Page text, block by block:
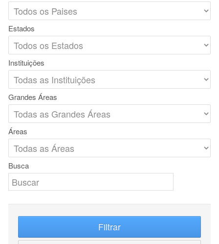
Estados
Instituições
Grandes Áreas
Áreas
Busca
Filtrar